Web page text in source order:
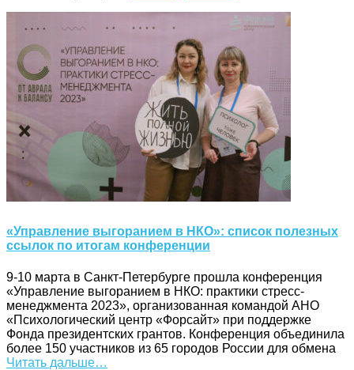
«Управление выгоранием в НКО»: список полезных
ссылок по итогам конференции
9-10 марта в Санкт-Петербурге прошла конференция
«Управление выгоранием в НКО: практики стресс-
менеджмента 2023», организованная командой АНО
«Психологический центр «Форсайт» при поддержке
Фонда президентских грантов. Конференция объединила
более 150 участников из 65 городов России для обмена
Читать дальше…